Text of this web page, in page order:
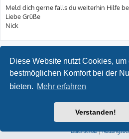
Diese Website nutzt Cookies, um
bestmöglichen Komfort bei der
bieten. Mehr erfahren
Verstanden!
Meld dich gerne falls du weiterhin Hilfe
Liebe Grüße
Nick
ProLight Style by
Datenschutz|